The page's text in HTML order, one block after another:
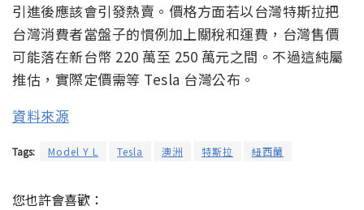
引進後應該會引發熱賣。價格方面若以台灣特斯拉把
台灣消費者當盤子的慣例加上關稅和運費，台灣售價
可能落在新台幣 220 萬至 250 萬元之間。不過這純屬
推估，實際定價需等 Tesla 台灣公布。
資料來源
Tags: Model Y L Tesla 澳洲 特斯拉 紐西蘭
您也許會喜歡：